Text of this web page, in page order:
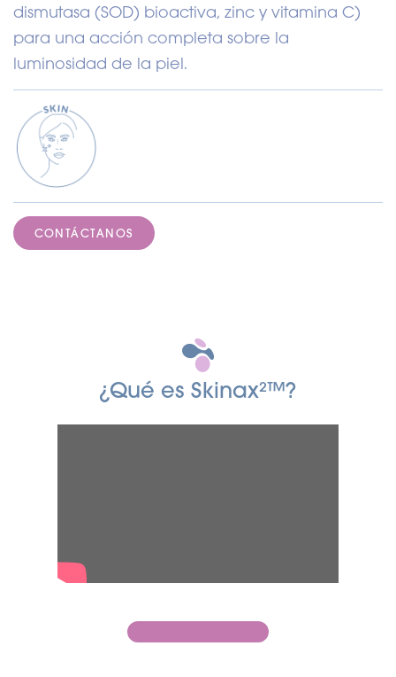
dismutasa (SOD) bioactiva, zinc y vitamina C)
para una acción completa sobre la
luminosidad de la piel.
CONTÁCTANOS
¿Qué es Skinax²™?